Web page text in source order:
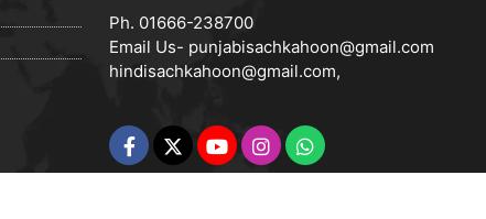
Ph. 01666-238700
Email Us- punjabisachkahoon@gmail.com
hindisachkahoon@gmail.com,